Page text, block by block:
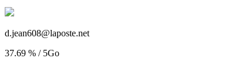
d.jean608@laposte.net
37.69 % / 5Go